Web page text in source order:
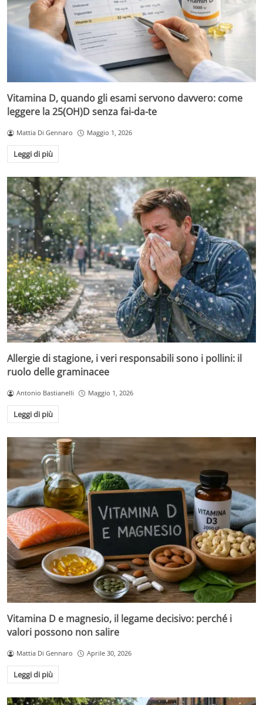
Vitamina D, quando gli esami servono davvero: come
leggere la 25(OH)D senza fai-da-te
Mattia Di Gennaro Maggio 1, 2026
Leggi di più
Allergie di stagione, i veri responsabili sono i pollini: il
ruolo delle graminacee
Antonio Bastianelli Maggio 1, 2026
Leggi di più
Vitamina D e magnesio, il legame decisivo: perché i
valori possono non salire
Mattia Di Gennaro Aprile 30, 2026
Leggi di più